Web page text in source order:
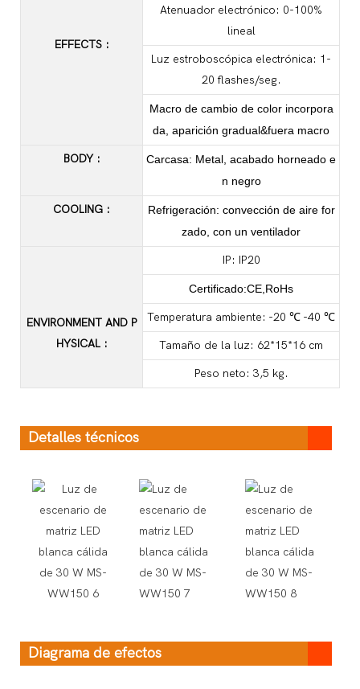
EFFECTS :
Atenuador electrónico: 0-100%
lineal
Luz estroboscópica electrónica: 1-
20 flashes/seg.
Macro de cambio de color incorpora
da, aparición gradual&fuera macro
BODY :
Carcasa: Metal, acabado horneado e
n negro
COOLING :
Refrigeración: convección de aire for
zado, con un ventilador
ENVIRONMENT AND P
HYSICAL :
IP: IP20
Certificado:CE,RoHs
Temperatura ambiente: -20 ℃ -40 ℃
Tamaño de la luz: 62*15*16 cm
Peso neto: 3,5 kg.
Detalles técnicos
Diagrama de efectos